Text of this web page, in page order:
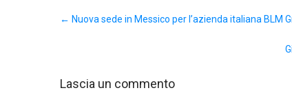
navigation
← Nuova sede in Messico per l’azienda italiana BLM
Lascia un commento